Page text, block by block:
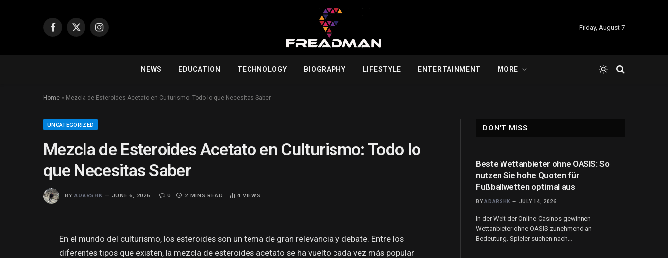
Facebook
X
Instagram
Friday, August 7
NEWS EDUCATION TECHNOLOGY BIOGRAPHY LIFESTYLE ENTERTAINMENT MORE
Home » Mezcla de Esteroides Acetato en Culturismo: Todo lo que Necesitas Saber
UNCATEGORIZED
Mezcla de Esteroides Acetato en Culturismo: Todo lo
que Necesitas Saber
BY ADARSHK JUNE 6, 2026 0 2 MINS READ 4 VIEWS
En el mundo del culturismo, los esteroides son un tema de gran relevancia y debate. Entre los
diferentes tipos que existen, la mezcla de esteroides acetato se ha vuelto cada vez más popular
DON'T MISS
Beste Wettanbieter ohne OASIS: So
nutzen Sie hohe Quoten für
Fußballwetten optimal aus
BY ADARSHK JULY 14, 2026
In der Welt der Online-Casinos gewinnen
Wettanbieter ohne OASIS zunehmend an
Bedeutung. Spieler suchen nach…